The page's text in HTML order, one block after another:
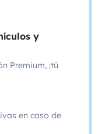
y
Premium, ¡tú
en caso de